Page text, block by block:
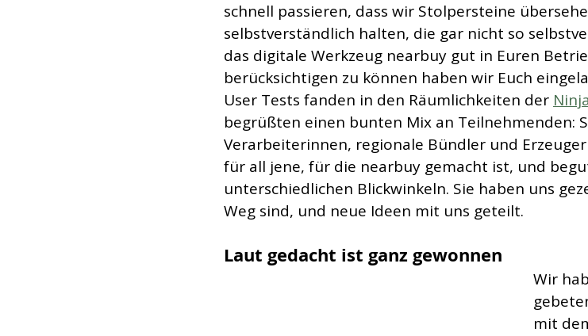
schnell passieren, dass wir Stolpersteine
selbstverständlich halten, die gar nicht so
das digitale Werkzeug nearbuy gut in Euren
berücksichtigen zu können haben wir Euch
User Tests fanden in den Räumlichkeiten der
begrüßten einen bunten Mix an Teilnehmenden:
Verarbeiterinnen, regionale Bündler und
für all jene, für die nearbuy gemacht ist, und
unterschiedlichen Blickwinkeln. Sie haben uns
Weg sind, und neue Ideen mit uns geteilt.
Laut gedacht ist ganz gewonnen
Wir
mit